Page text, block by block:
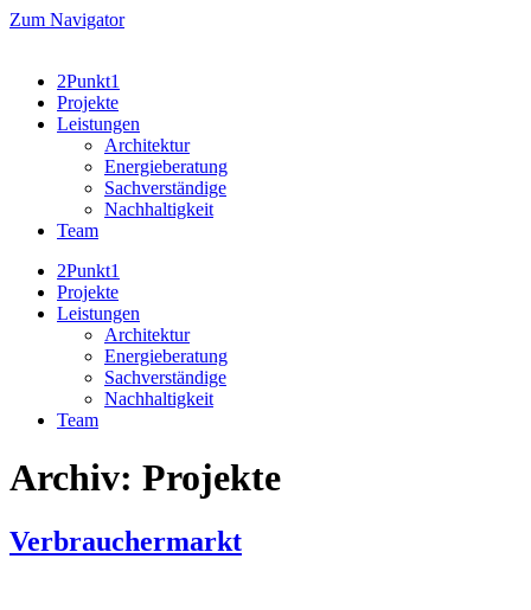
Zum
Zum Navigator
2Punkt1
Projekte
Leistungen
Architektur
Energieberatung
Sachverständige
Nachhaltigkeit
Team
2Punkt1
Projekte
Leistungen
Architektur
Energieberatung
Sachverständige
Nachhaltigkeit
Team
Archiv: Projekte
Verbrauchermarkt